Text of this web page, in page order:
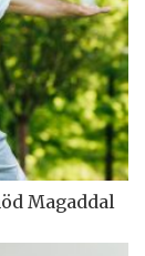
Magaddal